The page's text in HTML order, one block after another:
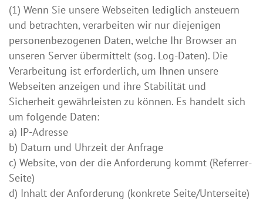
(1) Wenn Sie unsere Webseiten lediglich ansteuern
und betrachten, verarbeiten wir nur diejenigen
personenbezogenen Daten, welche Ihr Browser an
unseren Server übermittelt (sog. Log-Daten). Die
Verarbeitung ist erforderlich, um Ihnen unsere
Webseiten anzeigen und ihre Stabilität und
Sicherheit gewährleisten zu können. Es handelt sich
um folgende Daten:
a) IP-Adresse
b) Datum und Uhrzeit der Anfrage
c) Website, von der die Anforderung kommt (Referrer-
Seite)
d) Inhalt der Anforderung (konkrete Seite/Unterseite)